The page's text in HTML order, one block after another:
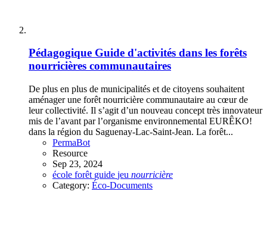
Pédagogique Guide d'activités dans les forêts
nourricières communautaires
De plus en plus de municipalités et de citoyens souhaitent
aménager une forêt nourricière communautaire au cœur de
leur collectivité. Il s’agit d’un nouveau concept très innovateur
mis de l’avant par l’organisme environnemental EURÊKO!
dans la région du Saguenay-Lac-Saint-Jean. La forêt...
PermaBot
Resource
Sep 23, 2024
école forêt guide jeu nourricière
Category: Éco-Documents